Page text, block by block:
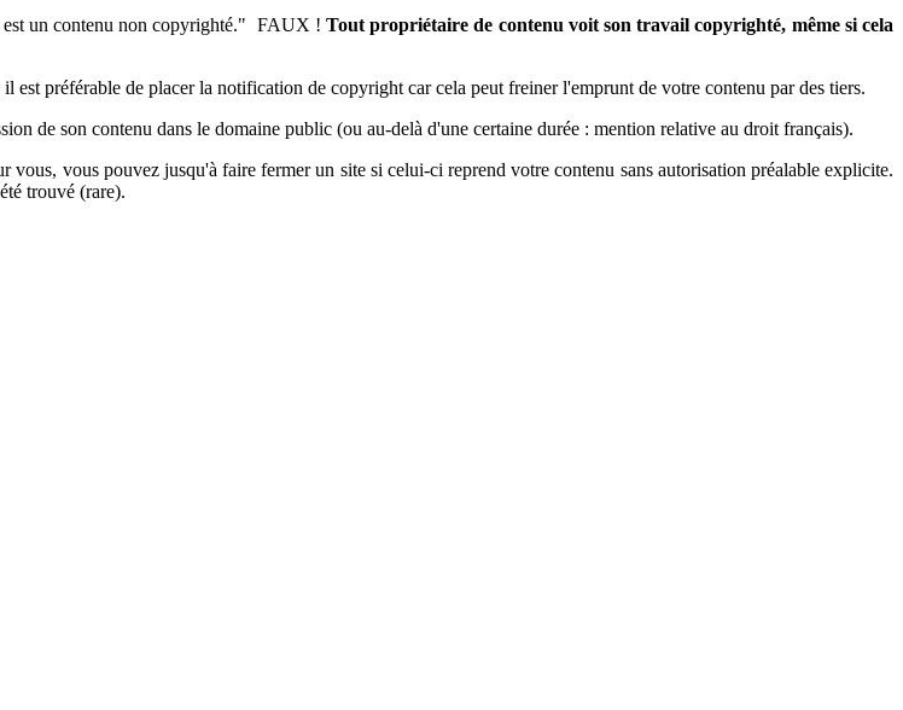
est un contenu non copyrighté." FAUX !Tout propriétaire de contenu voit son travail copyrighté, même si cela
préférable de placer la notification de copyright car cela peut freiner l'emprunt de votre contenu par des tiers.
de son contenu dans le domaine public (ou au-delà d'une certaine durée : mention relative au droit français).
vous, vous pouvez jusqu'à faire fermer un site si celui-ci reprend votre contenu sans autorisation préalable explicite.
trouvé (rare).